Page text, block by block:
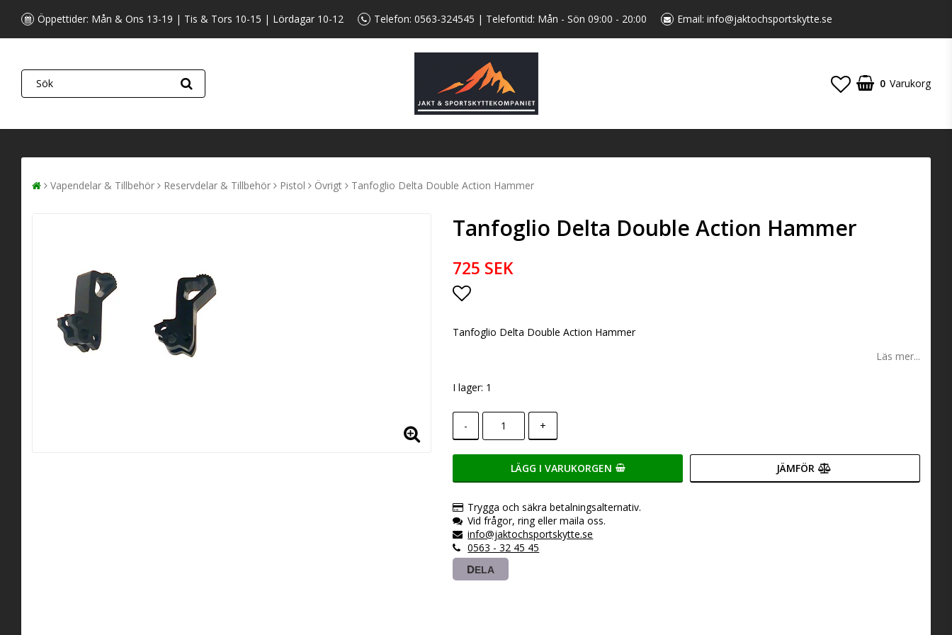
Öppettider: Mån & Ons 13-19 | Tis & Tors 10-15 | Lördagar 10-12 Telefon: 0563-324545 | Telefontid: Mån - Sön 09:00 - 20:00 Email: info@jaktochsportskytte.se
0 Varukorg
Vapendelar & Tillbehör Reservdelar & Tillbehör Pistol Övrigt Tanfoglio Delta Double Action Hammer
Tanfoglio Delta Double Action Hammer
725 SEK
Tanfoglio Delta Double Action Hammer
Läs mer...
I lager: 1
- +
LÄGG I VARUKORGEN JÄMFÖR
Trygga och säkra betalningsalternativ.
Vid frågor, ring eller maila oss.
info@jaktochsportskytte.se
0563 - 32 45 45
DELA